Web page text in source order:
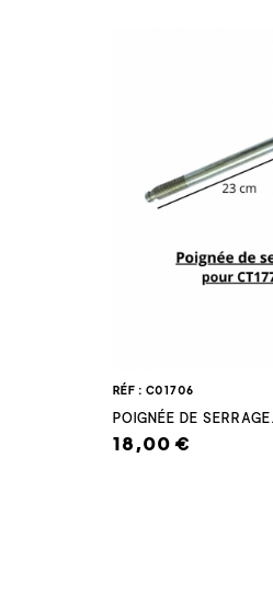
RÉF : C01706
POIGNÉE DE
18,00 €